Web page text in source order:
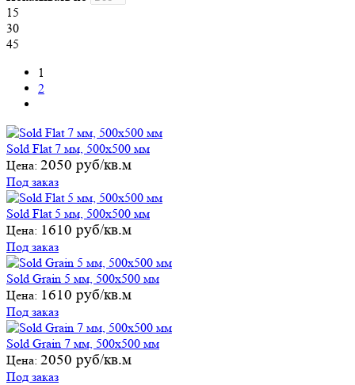
15
30
45
1
2
Sold Flat 7 мм, 500х500 мм
Цена: 2050 руб/кв.м
Под заказ
Sold Flat 5 мм, 500х500 мм
Цена: 1610 руб/кв.м
Под заказ
Sold Grain 5 мм, 500х500 мм
Цена: 1610 руб/кв.м
Под заказ
Sold Grain 7 мм, 500х500 мм
Цена: 2050 руб/кв.м
Под заказ